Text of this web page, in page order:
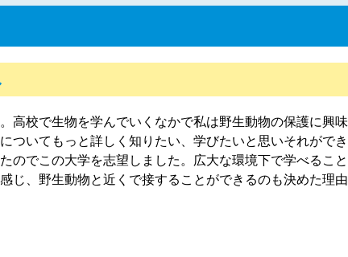
高校で生物を学んでいくなかで私は野生動物の保護に興味
ついてもっと詳しく知りたい、学びたいと思いそれができ
のでこの大学を志望しました。広大な環境下で学べること
じ、野生動物と近くで接することができるのも決めた理由